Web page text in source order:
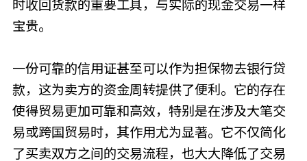
时收回货款的重要工具，与实际的现金交易一样
宝贵。
一份可靠的信用证甚至可以作为担保物去银行贷
款，这为卖方的资金周转提供了便利。它的存在
使得贸易更加可靠和高效，特别是在涉及大笔交
易或跨国贸易时，其作用尤为显著。它不仅简化
了买卖双方之间的交易流程，也大大降低了交易